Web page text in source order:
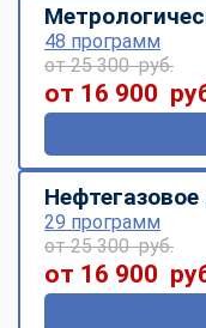
48 программ
от 25 300 руб.
от 16 900
29 программ
от 25 300 руб.
от 16 900